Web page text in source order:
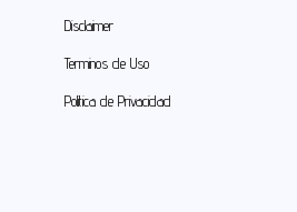
Disclaimer
Terminos de Uso
Politica de Privacidad